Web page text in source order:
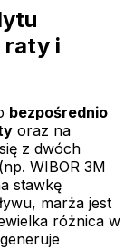
raty i
bezpośrednio
oraz na
z dwóch
(np. WIBOR 3M
stawkę
marża jest
różnica w